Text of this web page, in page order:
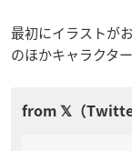
最初にイラストが
のほかキャラクタ